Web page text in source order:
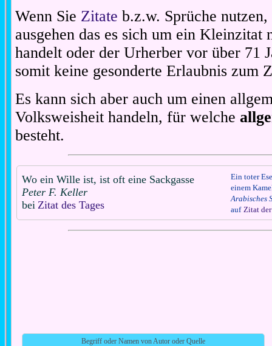
Wenn Sie Zitate b.z.w. Sprüche
ausgehen das es sich um ein Kleinzitat
handelt oder der Urherber vor über 71
somit keine gesonderte Erlaubnis zum
Es kann sich aber auch um einen
Volksweisheit handeln, für welche
besteht.
Wo ein Wille ist, ist oft eine Sackgasse
Peter F. Keller
bei Zitat des Tages
Ein toter
einem
Arabisches
auf Zitat
Begriff oder Namen von Autor oder Quelle